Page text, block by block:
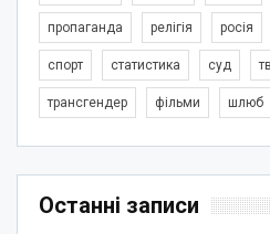
пропаганда релігія росія
спорт статистика суд тв
трансгендер фільми шлюб
Останні записи